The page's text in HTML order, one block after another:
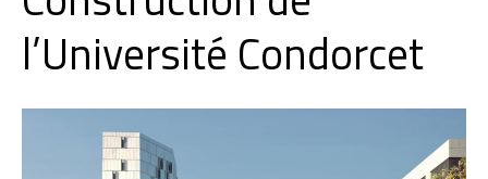
l’Université Condorcet